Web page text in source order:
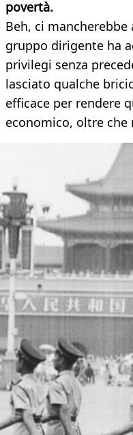
povertà.
Beh, ci
gruppo dirigente ha
privilegi senza
lasciato qualche
efficace per rendere
economico, oltre